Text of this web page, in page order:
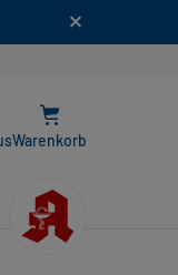
Warenkorb